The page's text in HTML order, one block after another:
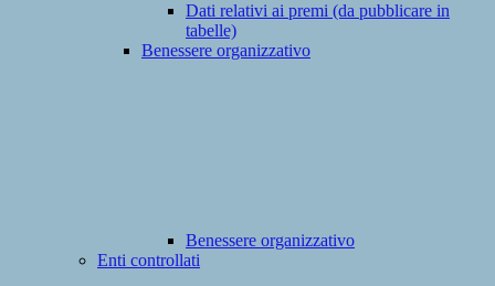
Dati relativi ai premi (da pubblicare in
tabelle)
Benessere organizzativo
Benessere organizzativo
Enti controllati